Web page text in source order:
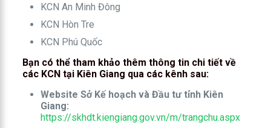
KCN An Minh Đông
KCN Hòn Tre
KCN Phú Quốc
Bạn có thể tham khảo thêm thông tin chi tiết về
các KCN tại Kiên Giang qua các kênh sau:
Website Sở Kế hoạch và Đầu tư tỉnh Kiên
Giang:
https://skhdt.kiengiang.gov.vn/m/trangchu.aspx